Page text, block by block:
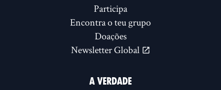
Participa
Encontra o teu grupo
Doações
Newsletter Global
A VERDADE